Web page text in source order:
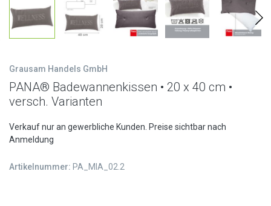
Grausam Handels GmbH
PANA® Badewannenkissen • 20 x 40 cm •
versch. Varianten
Verkauf nur an gewerbliche Kunden. Preise sichtbar nach
Anmeldung
Artikelnummer: PA_MIA_02.2